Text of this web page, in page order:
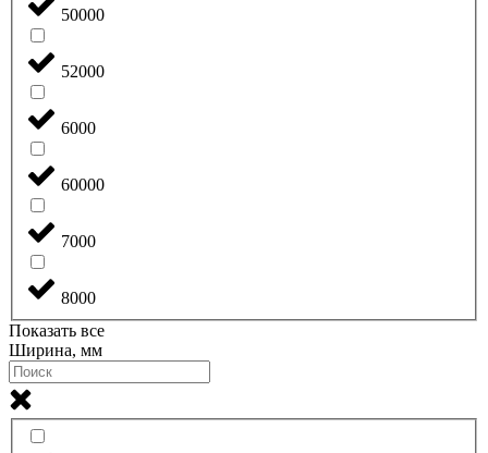
50000
52000
6000
60000
7000
8000
Показать все
Ширина, мм